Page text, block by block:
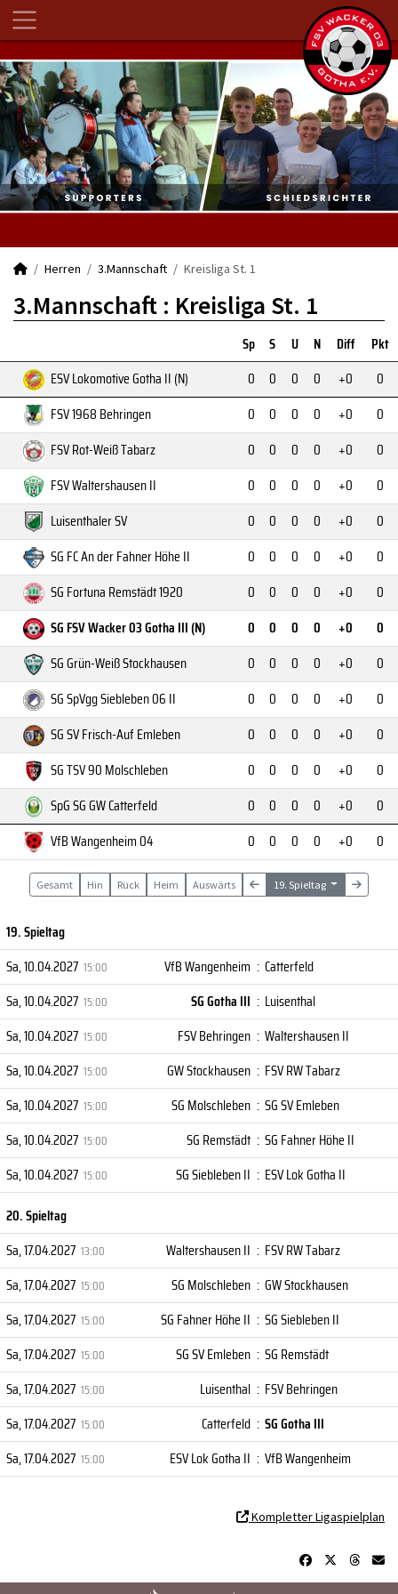
Herren 3.Mannschaft Kreisliga St. 1
3.Mannschaft : Kreisliga St. 1
Sp S U N Diff
Pkt
ESV Lokomotive Gotha II (N)
0 0 0 0 +0
0
FSV 1968 Behringen
0 0 0 0 +0
0
FSV Rot-Weiß Tabarz
0 0 0 0 +0
0
FSV Waltershausen II
0 0 0 0 +0
0
Luisenthaler SV
0 0 0 0 +0
0
SG FC An der Fahner Höhe II
0 0 0 0 +0
0
SG Fortuna Remstädt 1920
0 0 0 0 +0
0
SG FSV Wacker 03 Gotha III (N)
0 0 0 0 +0
0
SG Grün-Weiß Stockhausen
0 0 0 0 +0
0
SG SpVgg Siebleben 06 II
0 0 0 0 +0
0
SG SV Frisch-Auf Emleben
0 0 0 0 +0
0
SG TSV 90 Molschleben
0 0 0 0 +0
0
SpG SG GW Catterfeld
0 0 0 0 +0
0
VfB Wangenheim 04
0 0 0 0 +0 0
Gesamt Hin Rück Heim Auswärts 19. Spieltag
19. Spieltag
Sa, 10.04.2027 15:00 VfB Wangenheim : Catterfeld
Sa, 10.04.2027 15:00 SG Gotha III : Luisenthal
Sa, 10.04.2027 15:00 FSV Behringen : Waltershausen II
Sa, 10.04.2027 15:00 GW Stockhausen : FSV RW Tabarz
Sa, 10.04.2027 15:00 SG Molschleben : SG SV Emleben
Sa, 10.04.2027 15:00 SG Remstädt : SG Fahner Höhe II
Sa, 10.04.2027 15:00 SG Siebleben II : ESV Lok Gotha II
20. Spieltag
Sa, 17.04.2027 13:00 Waltershausen II : FSV RW Tabarz
Sa, 17.04.2027 15:00 SG Molschleben : GW Stockhausen
Sa, 17.04.2027 15:00 SG Fahner Höhe II : SG Siebleben II
Sa, 17.04.2027 15:00 SG SV Emleben : SG Remstädt
Sa, 17.04.2027 15:00 Luisenthal : FSV Behringen
Sa, 17.04.2027 15:00 Catterfeld : SG Gotha III
Sa, 17.04.2027 15:00 ESV Lok Gotha II : VfB Wangenheim
Kompletter Ligaspielplan